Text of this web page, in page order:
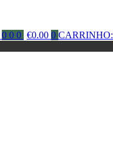
0 0 0 €0.00 0 CARRINHO: